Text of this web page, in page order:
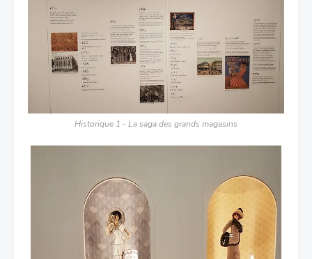
Historique 1 - La saga des grands magasins